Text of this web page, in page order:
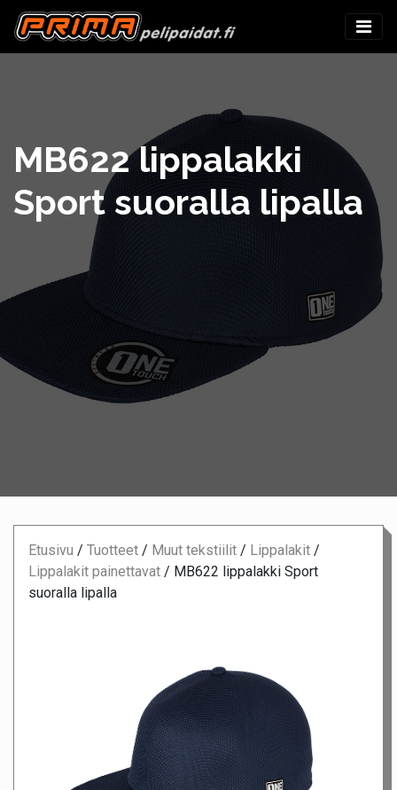
MB622 lippalakki
Sport suoralla lipalla
Etusivu / Tuotteet / Muut tekstiilit / Lippalakit /
Lippalakit painettavat / MB622 lippalakki Sport
suoralla lipalla